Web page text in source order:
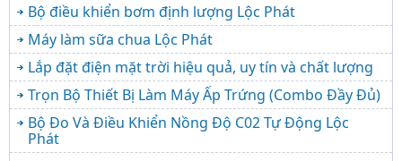
Bộ điều khiển bơm định lượng Lộc Phát
Máy làm sữa chua Lộc Phát
Lắp đặt điện mặt trời hiệu quả, uy tín và chất lượng
Trọn Bộ Thiết Bị Làm Máy Ấp Trứng (Combo Đầy Đủ)
Bộ Đo Và Điều Khiển Nồng Độ C02 Tự Động Lộc
Phát